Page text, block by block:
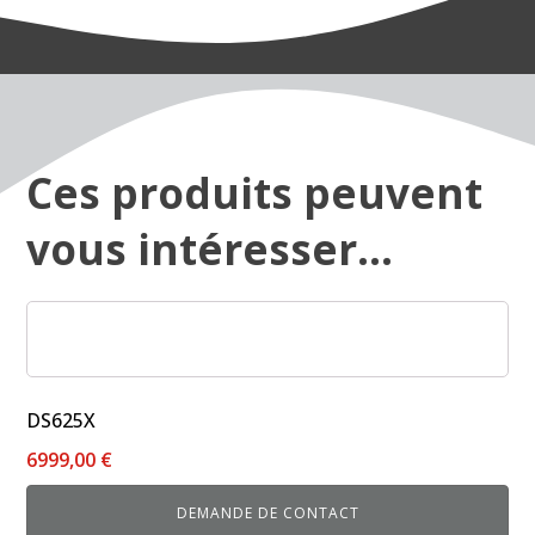
Ces produits peuvent
vous intéresser...
DS625X
6999,00 €
DEMANDE DE CONTACT
a
variations.
Les
options